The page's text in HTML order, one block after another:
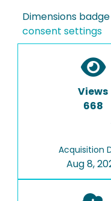
Dimensions
consent settings
Views
668
Acquisition
Aug 8,